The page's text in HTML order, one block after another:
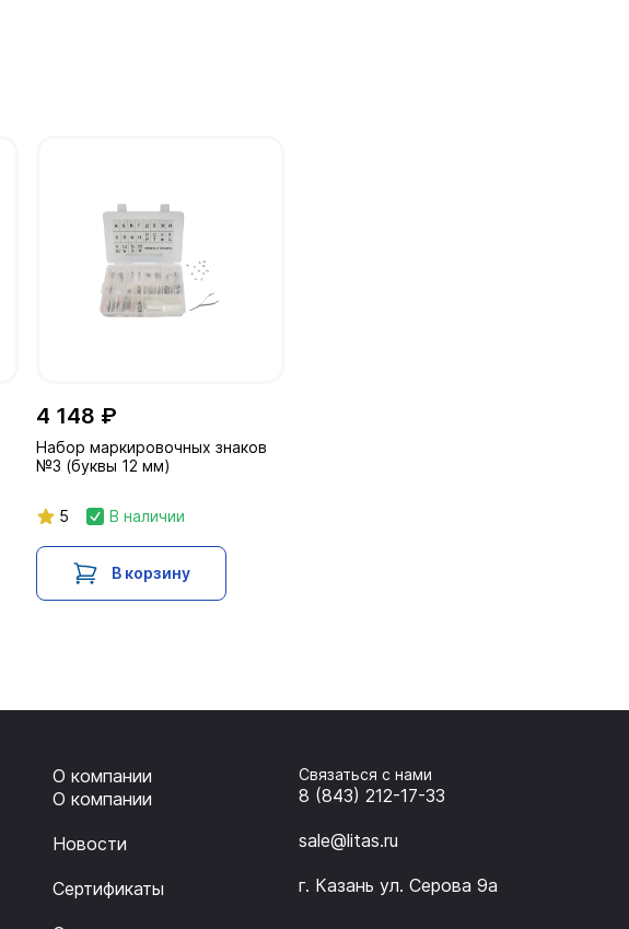
4 148 ₽
Набор маркировочных знаков
№3 (буквы 12 мм)
5 В наличии
В корзину
О компании
О компании
Новости
Сертификаты
Связаться с нами
8 (843) 212-17-33
sale@litas.ru
г. Казань ул. Серова 9а